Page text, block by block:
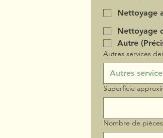
Nettoyage
Nettoyage
Autre
Autres services
Superficie
Nombre de